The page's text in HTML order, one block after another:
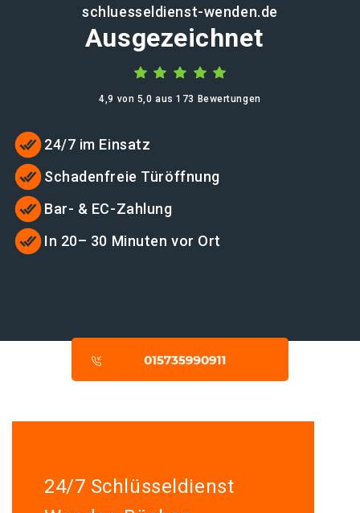
schluesseldienst-wenden.de
Ausgezeichnet
4,9 von 5,0 aus 173 Bewertungen
24/7 im Einsatz
Schadenfreie Türöffnung
Bar- & EC-Zahlung
In 20– 30 Minuten vor Ort
24/7 Schlüsseldienst